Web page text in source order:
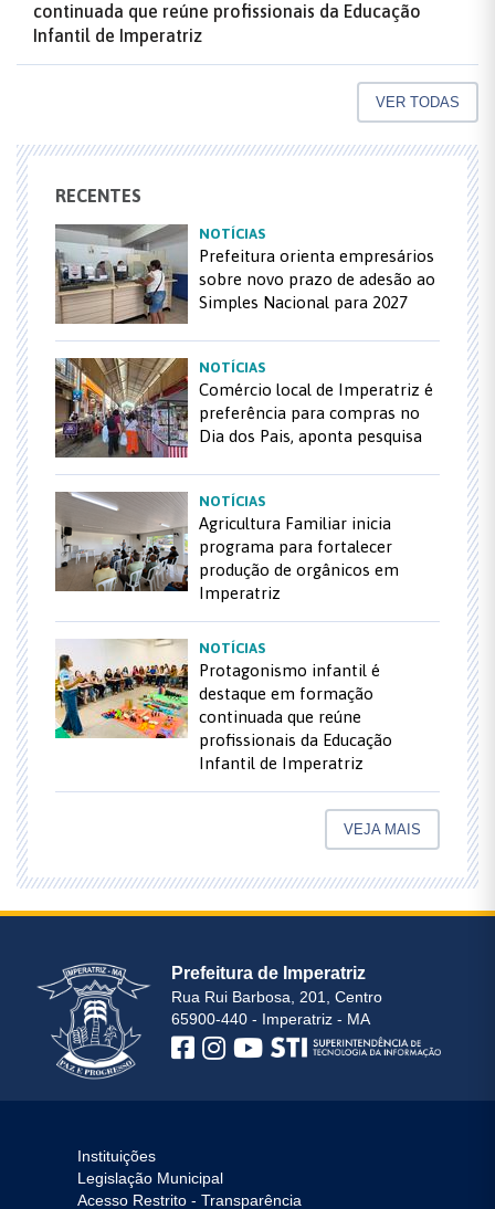
continuada que reúne profissionais da Educação
Infantil de Imperatriz
VER TODAS
RECENTES
NOTÍCIAS
Prefeitura orienta empresários
sobre novo prazo de adesão ao
Simples Nacional para 2027
NOTÍCIAS
Comércio local de Imperatriz é
preferência para compras no
Dia dos Pais, aponta pesquisa
NOTÍCIAS
Agricultura Familiar inicia
programa para fortalecer
produção de orgânicos em
Imperatriz
NOTÍCIAS
Protagonismo infantil é
destaque em formação
continuada que reúne
profissionais da Educação
Infantil de Imperatriz
VEJA MAIS
Prefeitura de Imperatriz
Rua Rui Barbosa, 201, Centro
65900-440 - Imperatriz - MA
Instituições
Legislação Municipal
Acesso Restrito - Transparência